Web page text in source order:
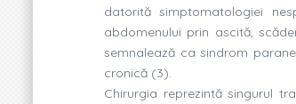
datorită simptomatologiei
abdomenului prin ascită,
semnalează ca sindrom
cronică (3).
Chirurgia reprezintă singurul